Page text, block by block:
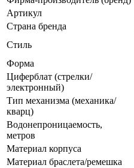
Артикул
Страна бренда
Стиль
Форма
Циферблат (стрелки/
электронный)
Тип механизма (механика/
кварц)
Водонепроницаемость,
метров
Материал корпуса
Материал браслета/ремешка